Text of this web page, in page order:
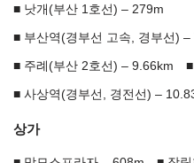
낫개(부산 1호선) – 279m
부산역(경부선 고속, 경부선) –
주례(부산 2호선) – 9.66km
사상역(경부선, 경전선) –
상가